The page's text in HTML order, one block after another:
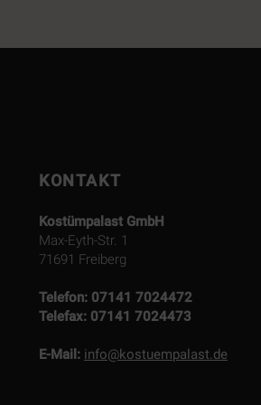
KONTAKT
Kostümpalast GmbH
Max-Eyth-Str. 1
71691 Freiberg
Telefon: 07141 7024472
Telefax: 07141 7024473
E-Mail: info@kostuempalast.de